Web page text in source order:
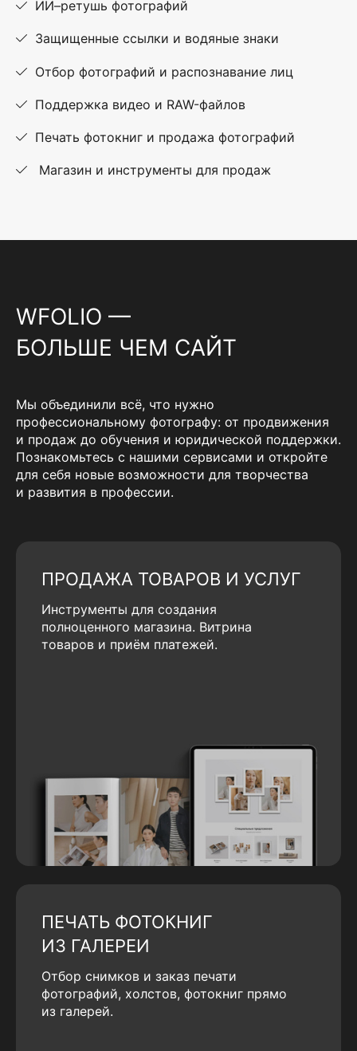
ИИ–ретушь фотографий
Защищенные ссылки и водяные знаки
Отбор фотографий и распознавание лиц
Поддержка видео и RAW-файлов
Печать фотокниг и продажа фотографий
Магазин и инструменты для продаж
WFOLIO —
БОЛЬШЕ ЧЕМ САЙТ
Мы объединили всё, что нужно
профессиональному фотографу: от продвижения
и продаж до обучения и юридической поддержки.
Познакомьтесь с нашими сервисами и откройте
для себя новые возможности для творчества
и развития в профессии.
ПРОДАЖА ТОВАРОВ И УСЛУГ
Инструменты для создания
полноценного магазина. Витрина
товаров и приём платежей.
ПЕЧАТЬ ФОТОКНИГ
ИЗ ГАЛЕРЕИ
Отбор снимков и заказ печати
фотографий, холстов, фотокниг прямо
из галерей.